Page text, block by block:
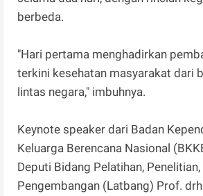
berbeda.
"Hari pertama menghadirkan
terkini kesehatan masyarakat dari
lintas negara," imbuhnya.
Keynote speaker dari Badan
Keluarga Berencana Nasional
Deputi Bidang Pelatihan, Penelitian,
Pengembangan (Latbang) Prof.